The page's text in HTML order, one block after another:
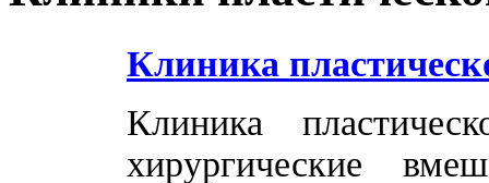
Клиника
Клиника
хирургические